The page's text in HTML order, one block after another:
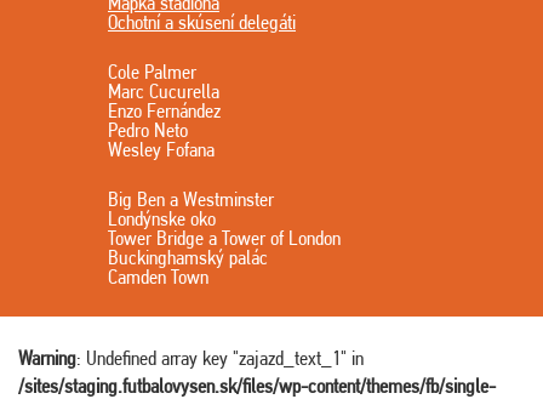
Ochotní a skúsení delegáti
Cole Palmer
Marc Cucurella
Enzo Fernández
Pedro Neto
Wesley Fofana
Big Ben a Westminster
Londýnske oko
Tower Bridge a Tower of London
Buckinghamský palác
Camden Town
Warning: Undefined array key "zajazd_text_1" in
/sites/staging.futbalovysen.sk/files/wp-content/themes/fb/single-